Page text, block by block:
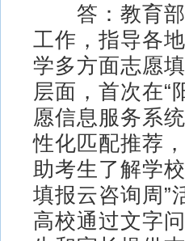
答：教育部
工作，指导各
学多方面志愿
层面，首次在“
愿信息服务系
性化匹配推荐
助考生了解学
填报云咨询周”
高校通过文字